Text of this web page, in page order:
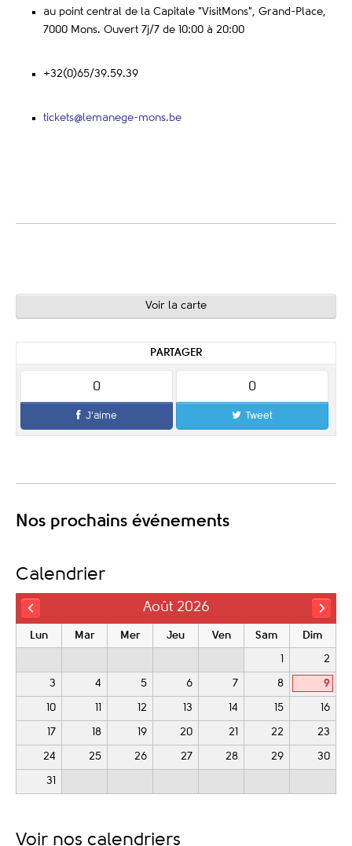
au point central de la Capitale "VisitMons", Grand-Place,
7000 Mons. Ouvert 7j/7 de 10:00 à 20:00
+32(0)65/39.59.39
tickets@lemanege-mons.be
Voir la carte
PARTAGER
0
J'aime
0
Tweet
Nos prochains événements
Calendrier
Août 2026
Lun Mar Mer Jeu Ven Sam Dim
2
3 4 5 6 7 8 9
10 12 13 14 15 16
17 18 19 20 21 22 23
24 25 26 27 28 29 30
31
Voir nos calendriers